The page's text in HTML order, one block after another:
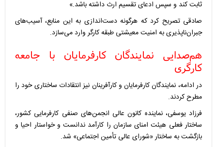
ثابت کند و سپس ادعای تقسیم ارث داشته باشد.»
صادقی تصریح کرد که هرگونه دست‌اندازی به این منابع، آسیب‌های
جبران‌ناپذیری به امنیت معیشتی طبقه کارگر وارد می‌سازد.
هم‌صدایی نمایندگان کارفرمایان با جامعه
کارگری
در ادامه، نمایندگان کارفرمایان و کارآفرینان نیز انتقادات ساختاری خود را
مطرح کردند.
فرزاد یوسفی، نماینده کانون عالی انجمن‌های صنفی کارفرمایی کشور،
ساختار فعلی هیئت امنای سازمان را کارآمد ندانست و خواستار احیا و
بازگشت به ساختار «شورای عالی تأمین اجتماعی» شد.